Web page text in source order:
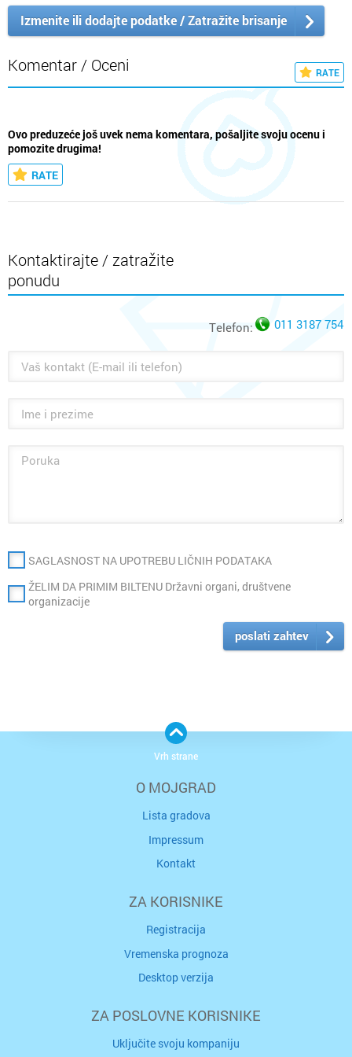
Izmenite ili dodajte podatke / Zatražite brisanje
Komentar / Oceni RATE
Ovo preduzeće još uvek nema komentara, pošaljite svoju ocenu i
pomozite drugima!
RATE
Kontaktirajte / zatražite
ponudu
Telefon: 011 3187 754
SAGLASNOST NA UPOTREBU LIČNIH PODATAKA
ŽELIM DA PRIMIM BILTENU Državni organi, društvene
organizacije
poslati zahtev
O MOJGRAD
Lista gradova
Impressum
Kontakt
ZA KORISNIKE
Registracija
Vremenska prognoza
Desktop verzija
ZA POSLOVNE KORISNIKE
Uključite svoju kompaniju
Vrh strane